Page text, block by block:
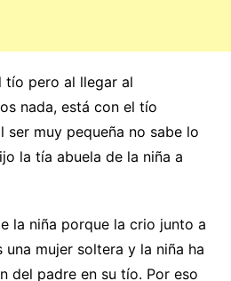
tío pero al llegar al
nada, está con el tío
ser muy pequeña no sabe lo
la tía abuela de la niña a
la niña porque la crio junto a
una mujer soltera y la niña ha
del padre en su tío. Por eso